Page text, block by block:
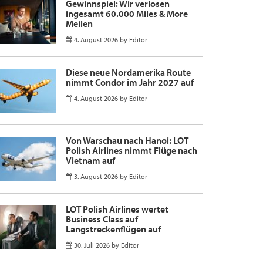
Gewinnspiel: Wir verlosen
ingesamt 60.000 Miles & More
Meilen
4. August 2026 by Editor
Diese neue Nordamerika Route
nimmt Condor im Jahr 2027 auf
4. August 2026 by Editor
Von Warschau nach Hanoi: LOT
Polish Airlines nimmt Flüge nach
Vietnam auf
3. August 2026 by Editor
LOT Polish Airlines wertet
Business Class auf
Langstreckenflügen auf
30. Juli 2026 by Editor